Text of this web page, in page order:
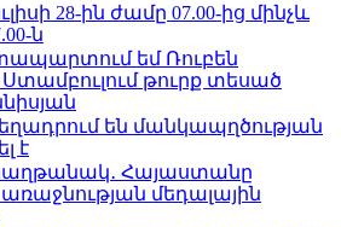
28-ին ժամը 07.00-ից մինչև
ն
եմ Ռուբեն
Ստամբուլում թուրք տեսած
են մանկապղծության
է
Հայաստանը
մեդալային